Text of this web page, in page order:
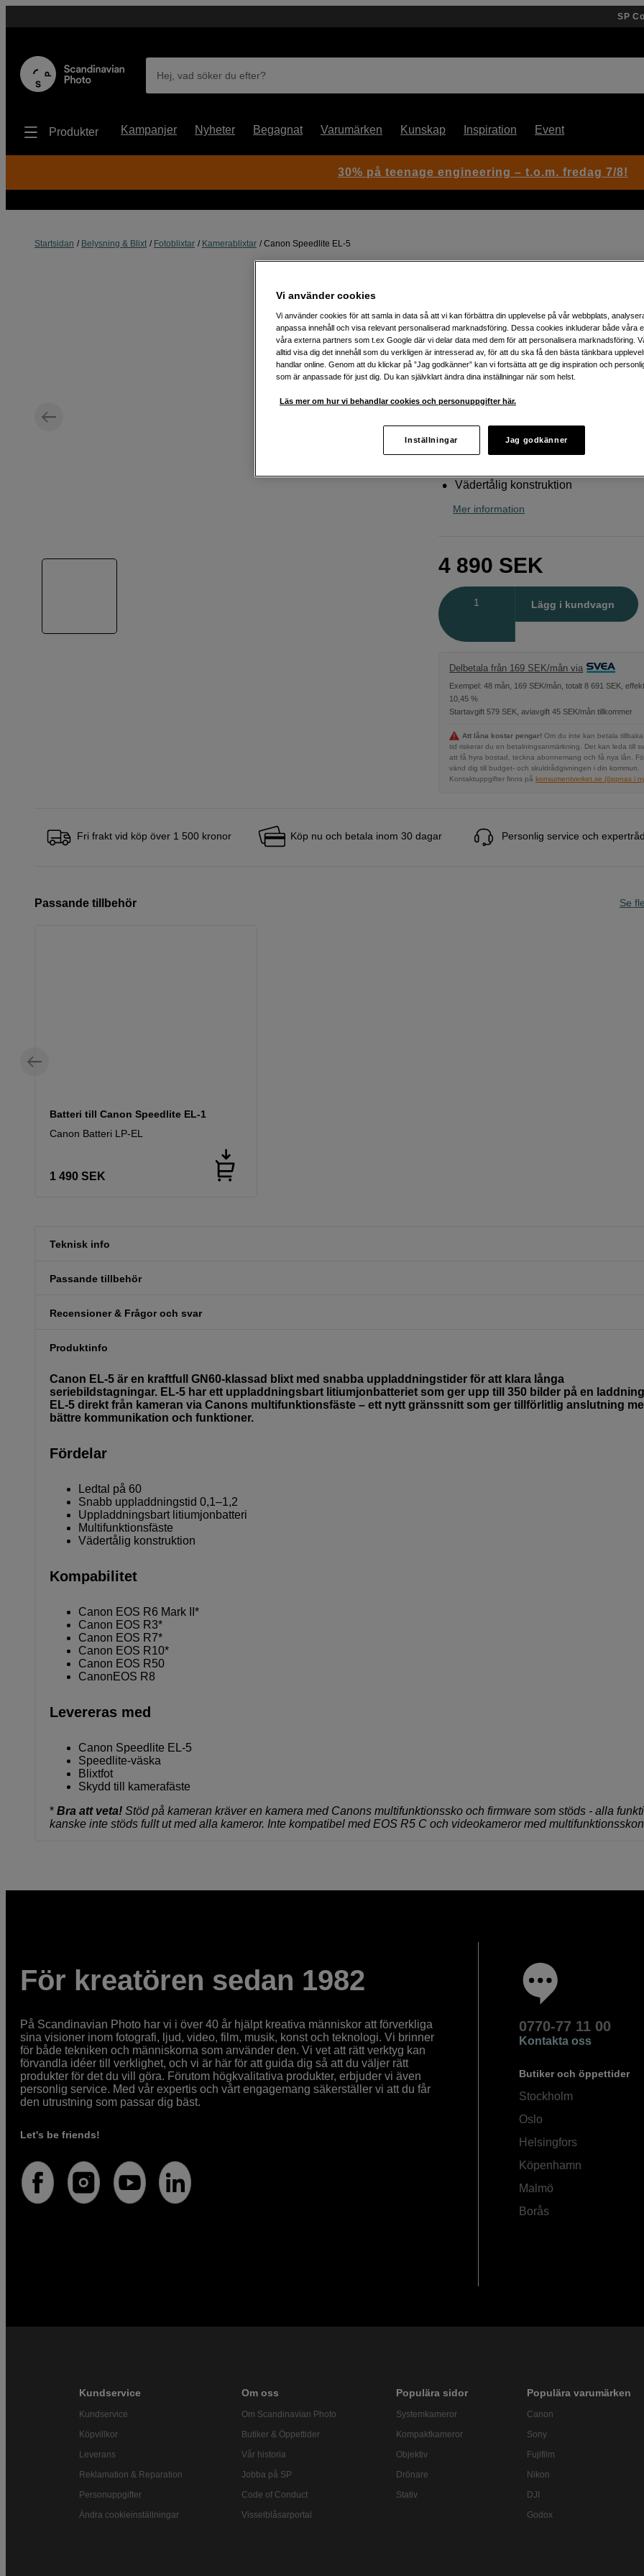
SP
Hej, vad söker du efter?
Produkter Kampanjer Nyheter Begagnat Varumärken Kunskap Inspiration Event
Startsidan Belysning & Blixt Fotoblixtar Kamerablixtar Canon Speedlite EL-5
Canon Speedlite EL-5
Kamerablixt till Canon
Webblager:Finns i lager
Butikslager: Visa butik
Ledtal på 60
Vädertålig konstruktion
Mer information
4 890 SEK
Lägg i kundvagn
Delbetala från 169 SEK/mån via
Exempel: 48 mån, 169 SEK/mån, totalt 8 691 SEK,
10,45 %
Startavgift 579 SEK, aviavgift 45 SEK/mån tillkommer
Att låna kostar pengar! Om du inte kan betala
tid riskerar du en betalningsanmärkning. Det kan leda till
att få hyra bostad, teckna abonnemang och få nya lån.
vänd dig till budget- och skuldrådgivningen i din kommun.
Kontaktuppgifter finns på konsumentverket.se (öppnas i
Fri frakt vid köp över 1 500 kronor Köp nu och betala inom 30 dagar Personlig service och
Passande tillbehör Se
Batteri till Canon Speedlite EL-1
Canon Batteri LP-EL
1 490 SEK
Teknisk info
Passande tillbehör
Recensioner & Frågor och svar
Produktinfo
Canon EL-5 är en kraftfull GN60-klassad blixt med snabba uppladdningstider för att klara långa
seriebildstagningar. EL-5 har ett uppladdningsbart litiumjonbatteriet som ger upp till 350 bilder på en
EL-5 direkt från kameran via Canons multifunktionsfäste – ett nytt gränssnitt som ger tillförlitlig anslutning
bättre kommunikation och funktioner.
Fördelar
Ledtal på 60
Snabb uppladdningstid 0,1–1,2
Uppladdningsbart litiumjonbatteri
Multifunktionsfäste
Vädertålig konstruktion
Kompabilitet
Canon EOS R6 Mark II*
Canon EOS R3*
Canon EOS R7*
Canon EOS R10*
Canon EOS R50
CanonEOS R8
Levereras med
Canon Speedlite EL-5
Speedlite-väska
Blixtfot
Skydd till kamerafäste
* Bra att veta! Stöd på kameran kräver en kamera med Canons multifunktionssko och firmware som stöds - alla
kanske inte stöds fullt ut med alla kameror. Inte kompatibel med EOS R5 C och videokameror med
För kreatören sedan 1982
På Scandinavian Photo har vi i över 40 år hjälpt kreativa människor att förverkliga
sina visioner inom fotografi, ljud, video, film, musik, konst och teknologi. Vi brinner
för både tekniken och människorna som använder den. Vi vet att rätt verktyg kan
förvandla idéer till verklighet, och vi är här för att guida dig så att du väljer rätt
produkter för det du vill göra. Förutom högkvalitativa produkter, erbjuder vi även
personlig service. Med vår expertis och vårt engagemang säkerställer vi att du får
den utrustning som passar dig bäst.
Let's be friends!
0770-77 11 00
Kontakta oss
Butiker och öppettider
Stockholm
Oslo
Helsingfors
Köpenhamn
Malmö
Borås
Kundservice
Kundservice
Köpvillkor
Leverans
Reklamation & Reparation
Personuppgifter
Ändra cookieinställningar
Om oss
Om Scandinavian Photo
Butiker & Öppettider
Vår historia
Jobba på SP
Code of Conduct
Visselblåsarportal
Populära sidor
Systemkameror
Kompaktkameror
Objektiv
Drönare
Stativ
Populära varumärken
Canon
Sony
Fujifilm
Nikon
DJI
Godox
30% på teenage engineering – t.o.m. fredag 7/8!
Vi använder cookies
Vi använder cookies för att samla in data så att vi kan förbättra din upplevelse på vår webbplats,
anpassa innehåll och visa relevant personaliserad marknadsföring. Dessa cookies inkluderar både våra
våra externa partners som t.ex Google där vi delar data med dem för att personalisera marknadsföring.
alltid visa dig det innehåll som du verkligen är intresserad av, för att du ska få den bästa tänkbara
handlar online. Genom att du klickar på ”Jag godkänner” kan vi fortsätta att ge dig inspiration och
som är anpassade för just dig. Du kan självklart ändra dina inställningar när som helst.
Läs mer om hur vi behandlar cookies och personuppgifter här.
Inställningar Jag godkänner